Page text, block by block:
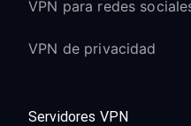
VPN para redes
VPN de privacidad
Servidores VPN